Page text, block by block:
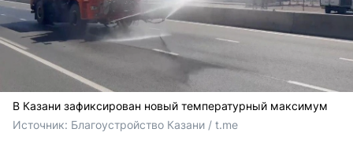
В Казани зафиксирован новый температурный максимум
Источник: Благоустройство Казани / t.me